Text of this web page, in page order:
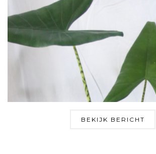
BEKIJK BERICHT